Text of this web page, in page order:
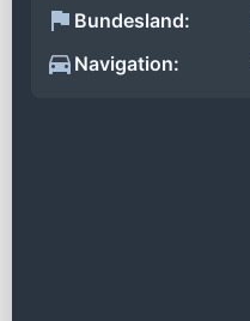
Bundesland:
Navigation: